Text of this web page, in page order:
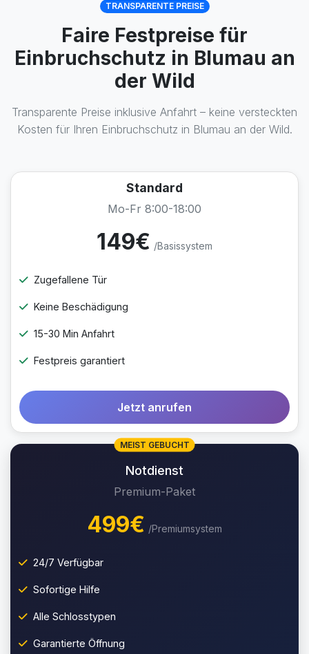
TRANSPARENTE PREISE
Faire Festpreise für
Einbruchschutz in Blumau an
der Wild
Transparente Preise inklusive Anfahrt – keine versteckten
Kosten für Ihren Einbruchschutz in Blumau an der Wild.
Standard
Mo-Fr 8:00-18:00
149€ /Basissystem
Zugefallene Tür
Keine Beschädigung
15-30 Min Anfahrt
Festpreis garantiert
Jetzt anrufen
MEIST GEBUCHT
Notdienst
Premium-Paket
499€ /Premiumsystem
24/7 Verfügbar
Sofortige Hilfe
Alle Schlosstypen
Garantierte Öffnung